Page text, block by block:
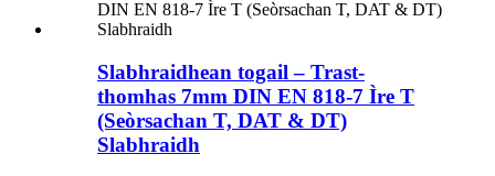
Slabhraidhean togail – Trast-
thomhas 7mm DIN EN 818-7 Ìre T
(Seòrsachan T, DAT & DT)
Slabhraidh